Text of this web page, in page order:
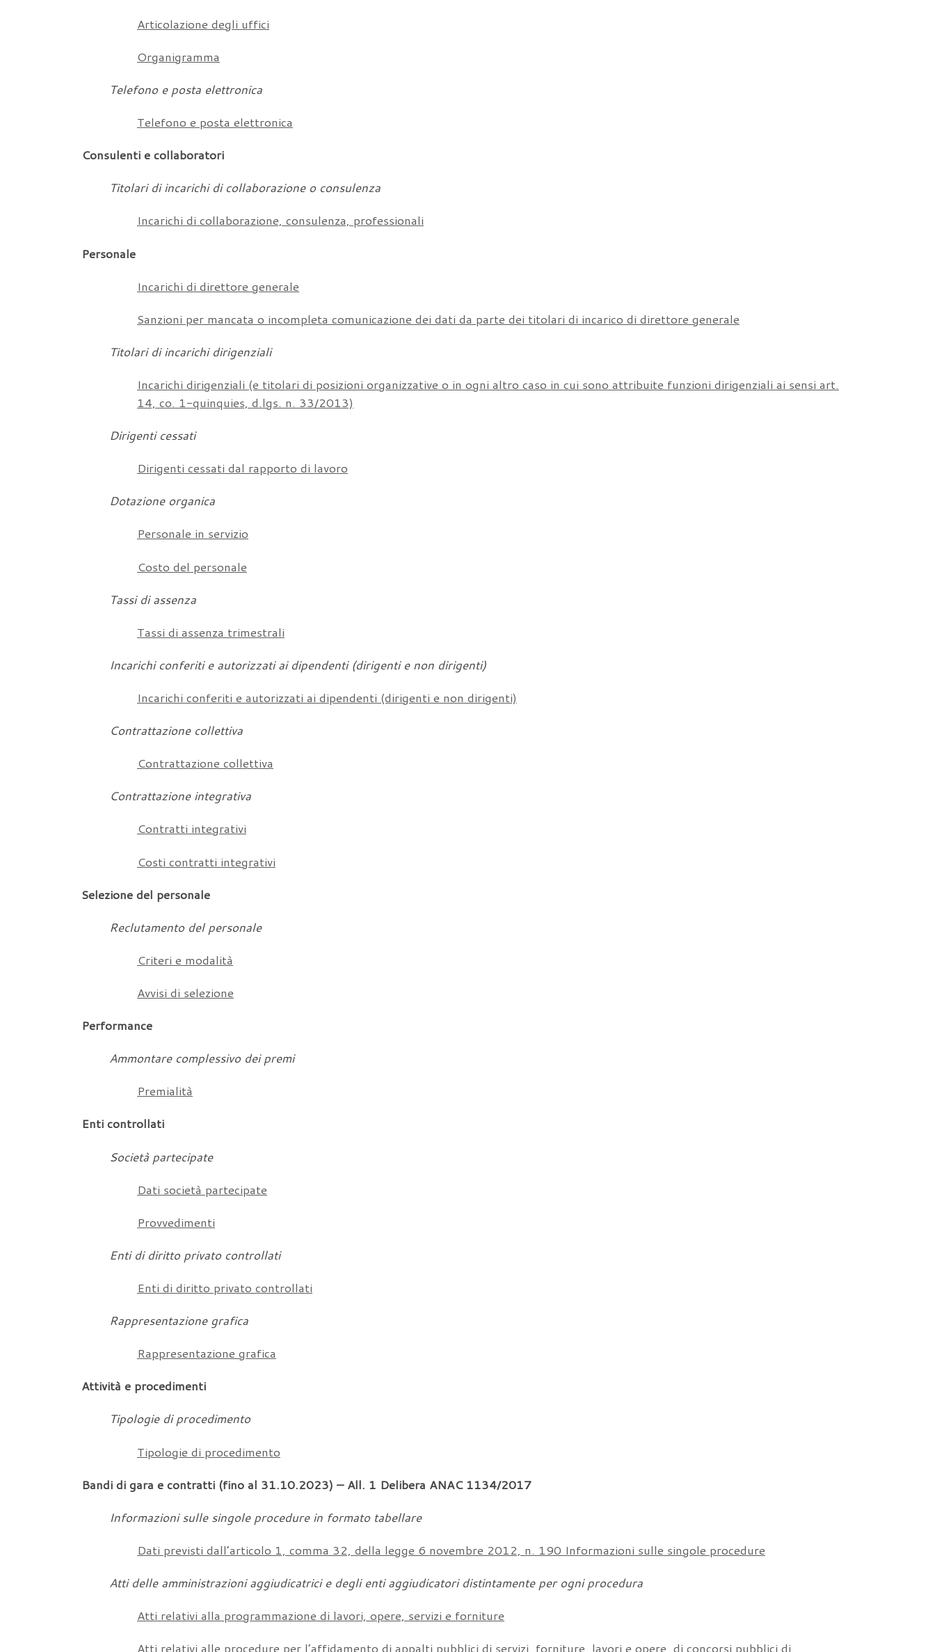
Articolazione degli uffici
Organigramma
Telefono e posta elettronica
Telefono e posta elettronica
Consulenti e collaboratori
Titolari di incarichi di collaborazione o consulenza
Incarichi di collaborazione, consulenza, professionali
Personale
Incarichi di direttore generale
Sanzioni per mancata o incompleta comunicazione dei dati da parte dei titolari di incarico di direttore generale
Titolari di incarichi dirigenziali
Incarichi dirigenziali (e titolari di posizioni organizzative o in ogni altro caso in cui sono attribuite funzioni dirigenziali ai sensi art.
14, co. 1-quinquies, d.lgs. n. 33/2013)
Dirigenti cessati
Dirigenti cessati dal rapporto di lavoro
Dotazione organica
Personale in servizio
Costo del personale
Tassi di assenza
Tassi di assenza trimestrali
Incarichi conferiti e autorizzati ai dipendenti (dirigenti e non dirigenti)
Incarichi conferiti e autorizzati ai dipendenti (dirigenti e non dirigenti)
Contrattazione collettiva
Contrattazione collettiva
Contrattazione integrativa
Contratti integrativi
Costi contratti integrativi
Selezione del personale
Reclutamento del personale
Criteri e modalità
Avvisi di selezione
Performance
Ammontare complessivo dei premi
Premialità
Enti controllati
Società partecipate
Dati società partecipate
Provvedimenti
Enti di diritto privato controllati
Enti di diritto privato controllati
Rappresentazione grafica
Rappresentazione grafica
Attività e procedimenti
Tipologie di procedimento
Tipologie di procedimento
Bandi di gara e contratti (fino al 31.10.2023) – All. 1 Delibera ANAC 1134/2017
Informazioni sulle singole procedure in formato tabellare
Dati previsti dall’articolo 1, comma 32, della legge 6 novembre 2012, n. 190 Informazioni sulle singole procedure
Atti delle amministrazioni aggiudicatrici e degli enti aggiudicatori distintamente per ogni procedura
Atti relativi alla programmazione di lavori, opere, servizi e forniture
Atti relativi alle procedure per l’affidamento di appalti pubblici di servizi, forniture, lavori e opere, di concorsi pubblici di